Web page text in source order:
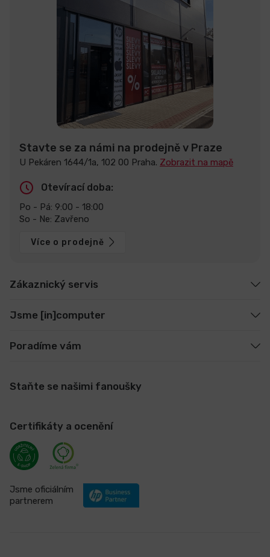
Stavte se za námi na prodejně v Praze
U Pekáren 1644/1a, 102 00 Praha. Zobrazit na mapě
Otevírací doba:
Po - Pá: 9:00 - 18:00
So - Ne: Zavřeno
Více o prodejně
Zákaznický servis
Jsme [in]computer
Poradíme vám
Staňte se našimi fanoušky
Certifikáty a ocenění
Jsme oficiálním
partnerem